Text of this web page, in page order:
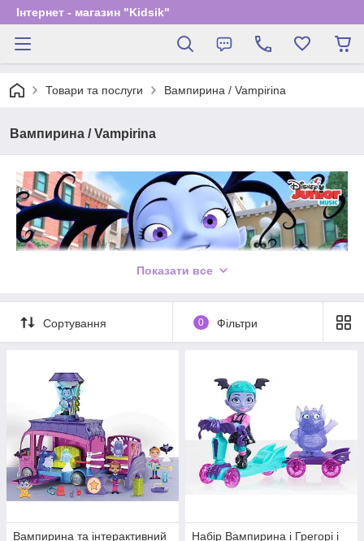
Інтернет - магазин "Kidsik"
Товари та послуги Вампирина / Vampirina
Вампирина / Vampirina
Вампирина вместе с папой Борисом и мамой Оксаной жила
в Трансильвании и училась в школе для монстров. Там у нее
было много друзей, таких же мистических существ как она.
Но семья принимает решение переехать в Пенсильванию,
где живут люди, чтобы открыть отель для всякой нечисти —
«Scare B&B». Маленькая вампирша боится, что не сможет ни
с кем подружиться, ведь она необычная девочка и иногда
превращается в летучую мышь. К счастью, все страхи
оказываются напрасными, и Вампирина быстро находит
Показати все
Сортування 0 Фільтри
Вампирина та інтерактивний
Набір Вампирина і Грегорі і